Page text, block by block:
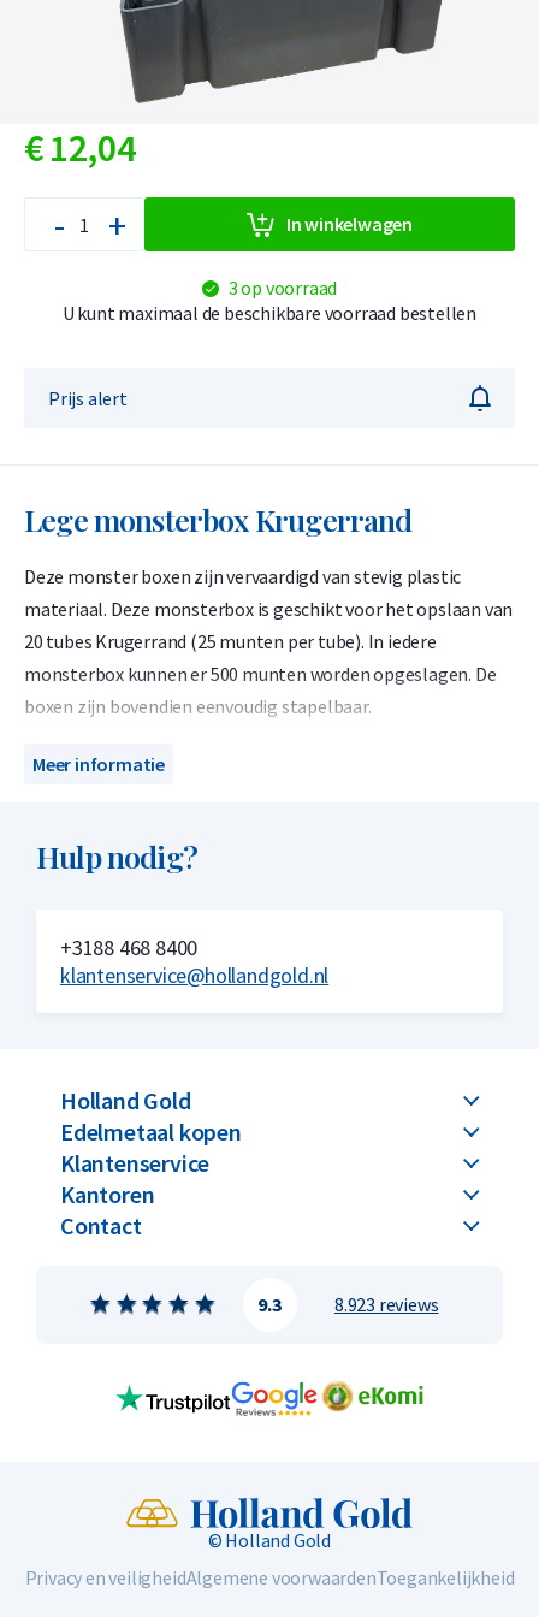
€12,04
- + In winkelwagen
3 op voorraad
U kunt maximaal de beschikbare voorraad bestellen
Prijs alert
Lege monsterbox Krugerrand
Deze monster boxen zijn vervaardigd van stevig plastic
materiaal. Deze monsterbox is geschikt voor het opslaan van
20 tubes Krugerrand (25 munten per tube). In iedere
monsterbox kunnen er 500 munten worden opgeslagen. De
boxen zijn bovendien eenvoudig stapelbaar.
De monsterbox komt niet rechtstreeks van de leverancier. De
algemeen gemakkelijk te verwijderen zijn.
Meer informatie
Hulp nodig?
+3188 468 8400
klantenservice@hollandgold.nl
Holland Gold
Edelmetaal kopen
Klantenservice
Kantoren
Contact
8.923 reviews
9.3
© Holland Gold
Privacy en veiligheidAlgemene voorwaardenToegankelijkheid